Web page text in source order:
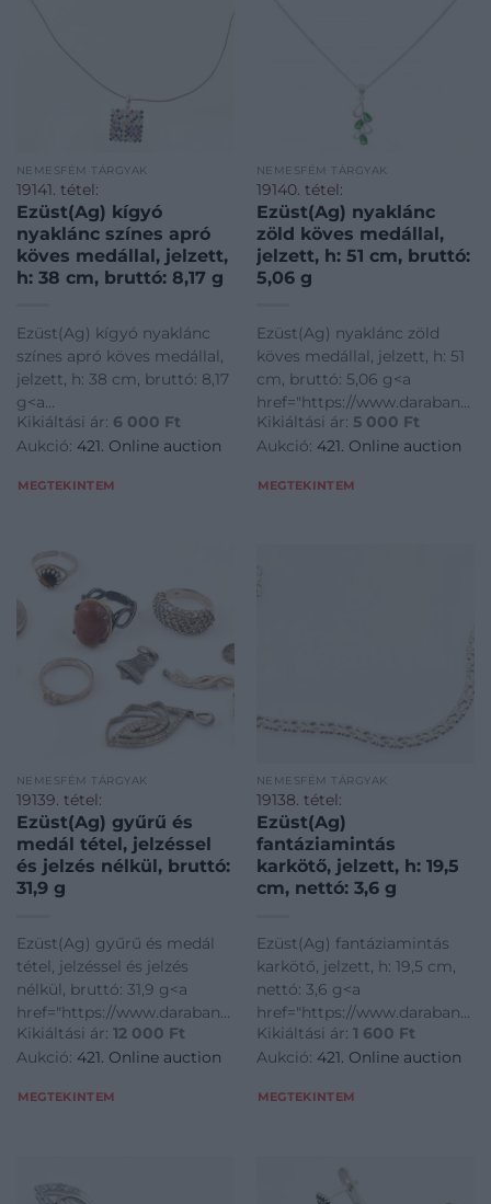
NEMESFÉM TÁRGYAK
19141. tétel:
Ezüst(Ag) kígyó
nyaklánc színes apró
köves medállal, jelzett,
h: 38 cm, bruttó: 8,17 g
Ezüst(Ag) kígyó nyaklánc
színes apró köves medállal,
jelzett, h: 38 cm, bruttó: 8,17
g<a
href="https://www.darabanth.com/hu/gyorsarveres/421/
disztargyak-ekszerek-
disztargyak-ekszerek-
Kikiáltási ár: 6 000 Ft
Aukció: 421. Online auction
MEGTEKINTEM
NEMESFÉM TÁRGYAK
19140. tétel:
Ezüst(Ag) nyaklánc
zöld köves medállal,
jelzett, h: 51 cm, bruttó:
5,06 g
Ezüst(Ag) nyaklánc zöld
köves medállal, jelzett, h: 51
cm, bruttó: 5,06 g<a
href="https://
disztargyak-ekszerek-
dragakovek/Nemesfem-
dragakovek~1000024/EzustAg-
Kikiáltási ár: 5 000 Ft
Aukció: 421. Online auction
MEGTEKINTEM
NEMESFÉM TÁRGYAK
19139. tétel:
Ezüst(Ag) gyűrű és
medál tétel, jelzéssel
és jelzés nélkül, bruttó:
31,9 g
Ezüst(Ag) gyűrű és medál
tétel, jelzéssel és jelzés
nélkül, bruttó: 31,9 g<a
href="https://www.darabanth.com/hu/gyorsarveres/421/
disztargyak-ekszerek-
dragakovek/Nemesfem-
dragakovek~1000024/EzustAg-
Kikiáltási ár: 12 000 Ft
Aukció: 421. Online auction
MEGTEKINTEM
NEMESFÉM TÁRGYAK
19138. tétel:
Ezüst(Ag)
fantáziamintás
karkötő, jelzett, h: 19,5
cm, nettó: 3,6 g
Ezüst(Ag) fantáziamintás
karkötő, jelzett, h: 19,5 cm,
nettó: 3,6 g<a
href="https://
disztargyak-ekszerek-
dragakovek/Nemesfem-
dragakovek~1000024/EzustAg-
Kikiáltási ár: 1 600 Ft
Aukció: 421. Online auction
MEGTEKINTEM